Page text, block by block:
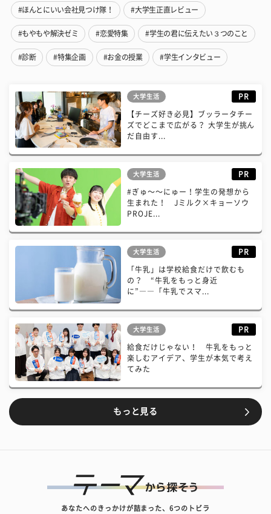
#ほんとにいい会社見つけ隊！ #大学生正直レビュー
#もやもや解決ゼミ #恋愛特集 #学生の君に伝えたい３つのこと
#診断 #特集企画 #お金の授業 #学生インタビュー
大学生活 PR
【チーズ好き必見】ブッラータチー
ズでどこまで広がる？ 大学生が挑ん
だ自由す...
大学生活 PR
#ぎゅ〜〜にゅー！学生の発想から
生まれた！ Jミルク×キョーソウ
PROJE...
大学生活 PR
「牛乳」は学校給食だけで飲むも
の？ “牛乳をもっと身近
に”――「牛乳でスマ...
大学生活 PR
給食だけじゃない！ 牛乳をもっと
楽しむアイデア、学生が本気で考え
てみた
もっと見る
あなたへのきっかけが詰まった、6つのトビラ